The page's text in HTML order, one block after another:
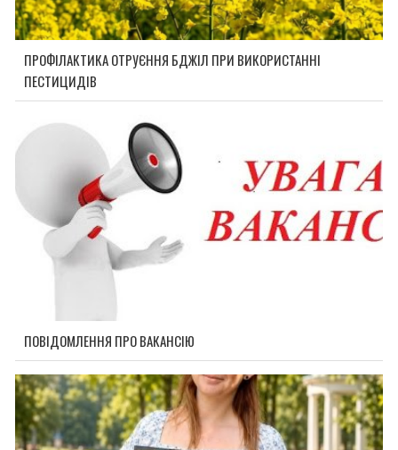
ПРОФІЛАКТИКА ОТРУЄННЯ БДЖІЛ ПРИ ВИКОРИСТАННІ
ПЕСТИЦИДІВ
ПОВІДОМЛЕННЯ ПРО ВАКАНСІЮ